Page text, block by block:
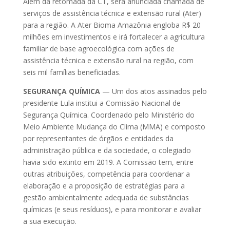
serviços de assistência técnica e extensão rural (Ater)
para a região. A Ater Bioma Amazônia engloba R$ 20
milhões em investimentos e irá fortalecer a agricultura
familiar de base agroecológica com ações de
assistência técnica e extensão rural na região, com
seis mil famílias beneficiadas.
SEGURANÇA QUÍMICA— Um dos atos assinados pelo
presidente Lula institui a Comissão Nacional de
Segurança Química. Coordenado pelo Ministério do
Meio Ambiente Mudança do Clima (MMA) e composto
por representantes de órgãos e entidades da
administração pública e da sociedade, o colegiado
havia sido extinto em 2019. A Comissão tem, entre
outras atribuições, competência para coordenar a
elaboração e a proposição de estratégias para a
gestão ambientalmente adequada de substâncias
químicas (e seus resíduos), e para monitorar e avaliar
a sua execução.